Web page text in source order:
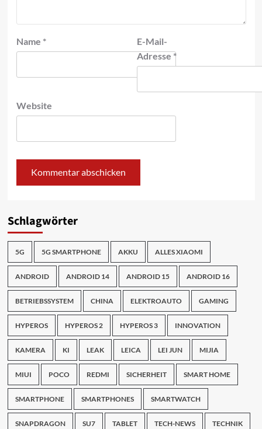
Name *
E-Mail-
Adresse*
Website
Schlagwörter
5G 5G SMARTPHONE AKKU ALLES XIAOMI
ANDROID ANDROID 14 ANDROID 15 ANDROID 16
BETRIEBSSYSTEM CHINA ELEKTROAUTO GAMING
HYPEROS HYPEROS 2 HYPEROS 3 INNOVATION
KAMERA KI LEAK LEICA LEI JUN MIJIA
MIUI POCO REDMI SICHERHEIT SMART HOME
SMARTPHONE SMARTPHONES SMARTWATCH
SNAPDRAGON SU7 TABLET TECH-NEWS TECHNIK